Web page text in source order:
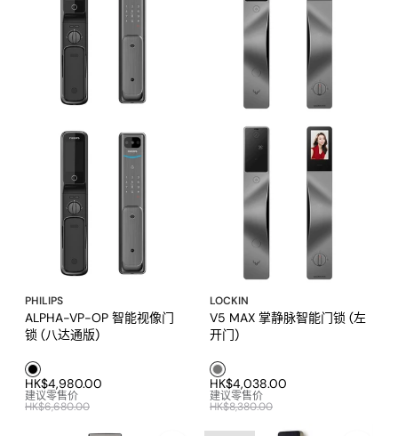
PHILIPS
ALPHA-VP-OP 智能视像门
锁 (八达通版)
黑色1
HK$4,980.00
建议零售价
HK$6,680.00
LOCKIN
V5 MAX 掌静脉智能门锁 (左
开门)
灰色1
HK$4,038.00
建议零售价
HK$8,380.00